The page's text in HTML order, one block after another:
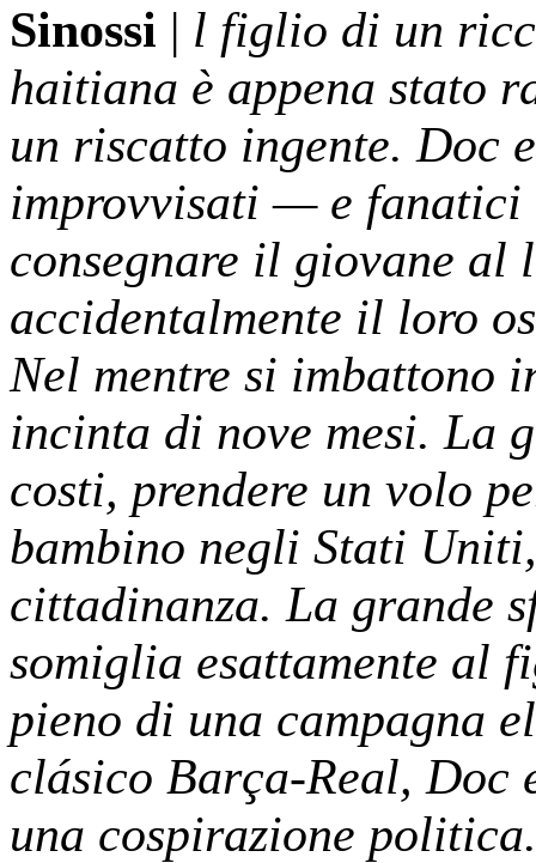
Sinossi | l figlio di un
haitiana è appena stato
un riscatto ingente. Doc
improvvisati — e
consegnare il giovane al
accidentalmente il loro
Nel mentre si imbattono
incinta di nove mesi. La
costi, prendere un volo
bambino negli Stati
cittadinanza. La grande
somiglia esattamente al
pieno di una campagna
clásico Barça-Real, Doc
una cospirazione politica.